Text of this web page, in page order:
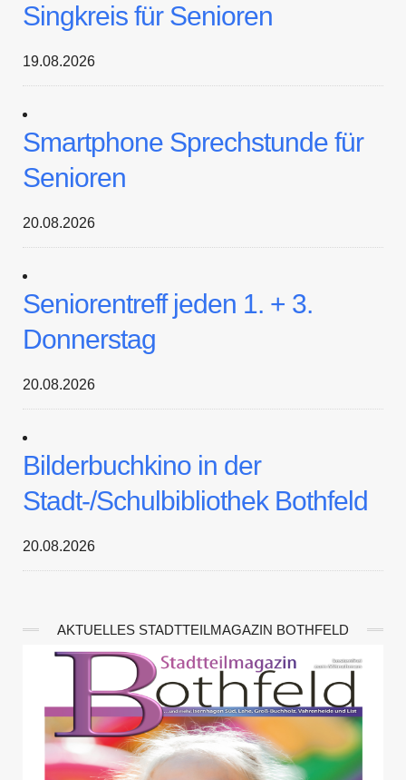
Singkreis für Senioren
19.08.2026
Smartphone Sprechstunde für
Senioren
20.08.2026
Seniorentreff jeden 1. + 3.
Donnerstag
20.08.2026
Bilderbuchkino in der
Stadt-/Schulbibliothek Bothfeld
20.08.2026
AKTUELLES STADTTEILMAGAZIN BOTHFELD